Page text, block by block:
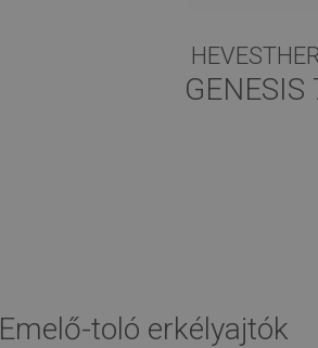
GENESIS
Emelő-toló erkélyajtók